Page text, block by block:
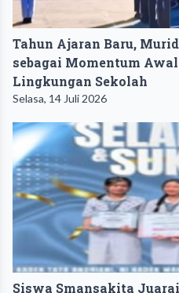
Tahun Ajaran Baru,
sebagai Momentum
Lingkungan Sekolah
Selasa, 14 Juli 2026
Siswa Smansakita Juarai